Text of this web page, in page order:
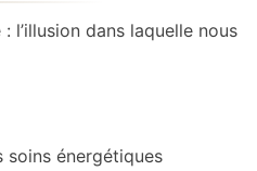
l’illusion dans laquelle nous
soins énergétiques